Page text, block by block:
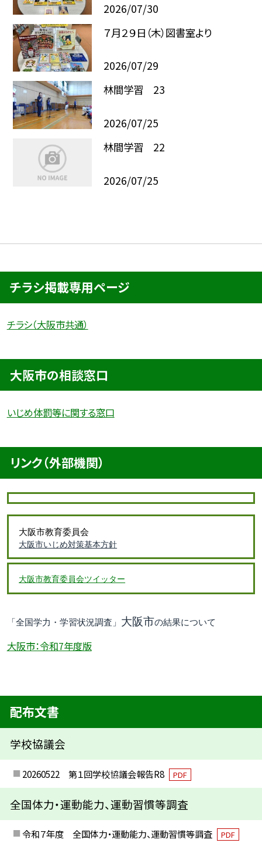
2026/07/30
７月２９日（木）図書室より
2026/07/29
林間学習 23
2026/07/25
林間学習 22
2026/07/25
チラシ掲載専用ページ
チラシ（大阪市共通）
大阪市の相談窓口
いじめ体罰等に関する窓口
リンク（外部機関）
大阪市教育委員会
大阪市いじめ対策基本方針
大阪市教育委員会ツイッター
「全国学力・学習状況調査」 大阪市の結果について
大阪市：令和7年度版
配布文書
学校協議会
20260522 第１回学校協議会報告R8 PDF
全国体力・運動能力、運動習慣等調査
令和７年度 全国体力・運動能力、運動習慣等調査 PDF